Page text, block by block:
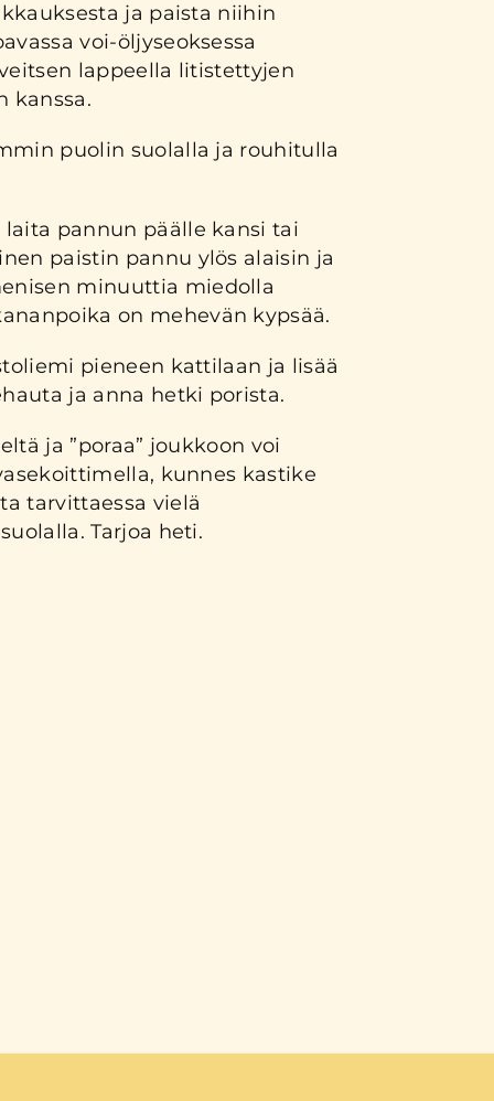
ja paista niihin
voi-öljyseoksessa
lappeella litistettyjen
kanssa.
puolin suolalla ja rouhitulla
pannun päälle kansi tai
paistin pannu ylös alaisin ja
minuuttia miedolla
on mehevän kypsää.
pieneen kattilaan ja lisää
ja anna hetki porista.
ja ”poraa” joukkoon voi
kunnes kastike
tarvittaessa vielä
Tarjoa heti.